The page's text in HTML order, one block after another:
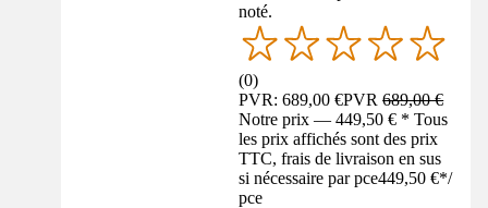
noté.
(0)
PVR: 689,00 €PVR689,00 €
Notre prix — 449,50 € * Tous
les prix affichés sont des prix
TTC, frais de livraison en sus
si nécessaire par pce449,50 €*/
pce